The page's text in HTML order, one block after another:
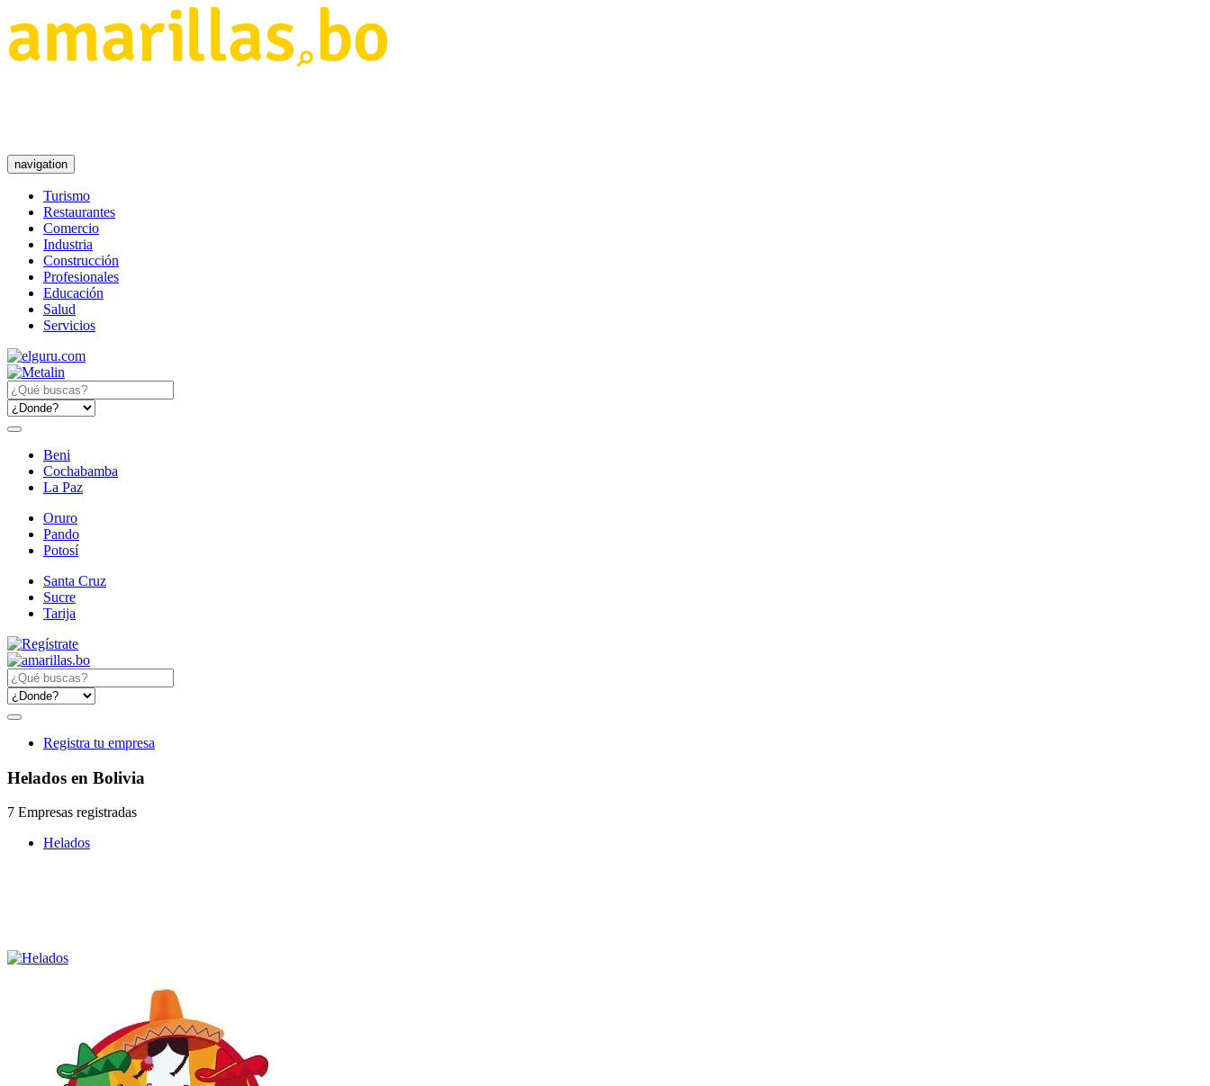
navigation
Turismo
Restaurantes
Comercio
Industria
Construcción
Profesionales
Educación
Salud
Servicios
Beni
Cochabamba
La Paz
Oruro
Pando
Potosí
Santa Cruz
Sucre
Tarija
Registra tu empresa
Helados en Bolivia
7 Empresas registradas
Helados